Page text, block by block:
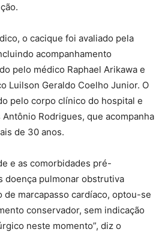
o cacique foi avaliado pela
acompanhamento
pelo médico Raphael Arikawa e
Luilson Geraldo Coelho Junior. O
pelo corpo clínico do hospital e
Rodrigues, que acompanha
de 30 anos.
e as comorbidades pré-
doença pulmonar obstrutiva
de marcapasso cardíaco, optou-se
conservador, sem indicação
neste momento”, diz o